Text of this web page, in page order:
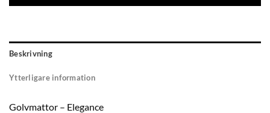
Beskrivning
Ytterligare information
Golvmattor – Elegance